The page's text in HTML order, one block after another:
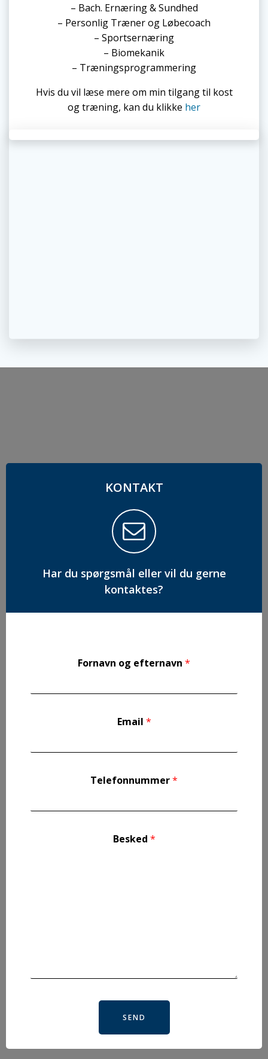
– Bach. Ernæring & Sundhed
– Personlig Træner og Løbecoach
– Sportsernæring
– Biomekanik
– Træningsprogrammering
Hvis du vil læse mere om min tilgang til kost
og træning, kan du klikke her
KONTAKT
Har du spørgsmål eller vil du gerne
kontaktes?
Fornavn og efternavn *
Email *
Telefonnummer*
Besked *
SEND